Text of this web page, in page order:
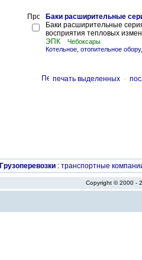
Баки расширительные
Баки расширительные
восприятия тепловых
ЭПК
Чебоксары
Котельное, отопительное
печать выделенных -
Грузоперевозки : транспортные
Copyright © 2000 -